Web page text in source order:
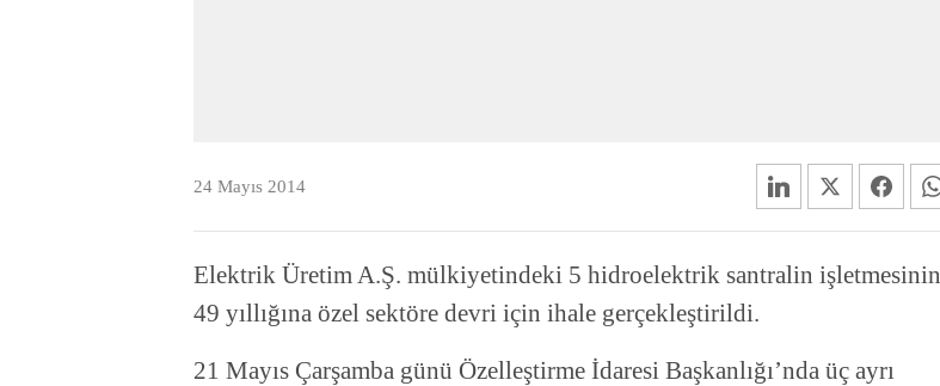
24 Mayıs 2014
Elektrik Üretim A.Ş. mülkiyetindeki 5 hidroelektrik santralin işletmesinin
49 yıllığına özel sektöre devri için ihale gerçekleştirildi.
21 Mayıs Çarşamba günü Özelleştirme İdaresi Başkanlığı’nda üç ayrı